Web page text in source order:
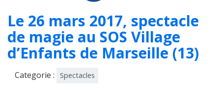
Le 26 mars 2017, spectacle
de magie au SOS Village
d’Enfants de Marseille (13)
Categorie : Spectacles